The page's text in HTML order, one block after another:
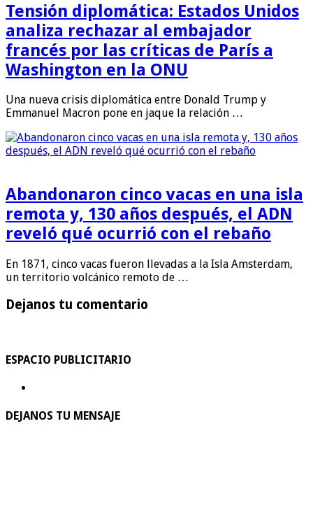
Tensión diplomática: Estados Unidos
analiza rechazar al embajador
francés por las críticas de París a
Washington en la ONU
Una nueva crisis diplomática entre Donald Trump y
Emmanuel Macron pone en jaque la relación …
Abandonaron cinco vacas en una isla
remota y, 130 años después, el ADN
reveló qué ocurrió con el rebaño
En 1871, cinco vacas fueron llevadas a la Isla Amsterdam,
un territorio volcánico remoto de …
Dejanos tu comentario
ESPACIO PUBLICITARIO
DEJANOS TU MENSAJE